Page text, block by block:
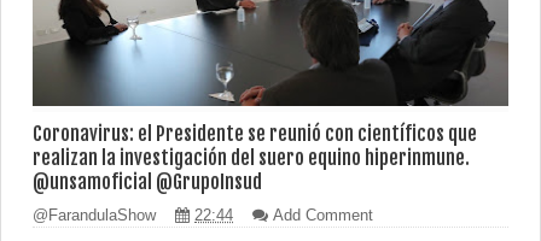
Coronavirus: el Presidente se reunió con científicos que
realizan la investigación del suero equino hiperinmune.
@unsamoficial @GrupoInsud
@FarandulaShow 22:44 Add Comment